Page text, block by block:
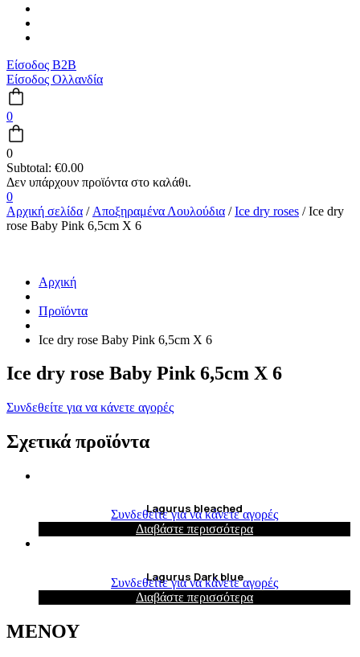
Είσοδος B2B
Είσοδος Ολλανδία
0
0
Subtotal: €0.00
0
Αρχική σελίδα / Αποξηραμένα Λουλούδια /Ice dry roses / Ice dry
rose Baby Pink 6,5cm X 6
Αρχική
Προϊόντα
Ice dry rose Baby Pink 6,5cm X 6
Ice dry rose Baby Pink 6,5cm X 6
Συνδεθείτε για να κάνετε αγορές
Σχετικά προϊόντα
Lagurus bleached
Συνδεθείτε για να κάνετε αγορές
Διαβάστε περισσότερα
Lagurus Dark blue
Συνδεθείτε για να κάνετε αγορές
Διαβάστε περισσότερα
ΜΕΝΟΥ